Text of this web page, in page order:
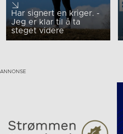
Har signert en kriger. -
Jeg er klar til å ta
steget videre